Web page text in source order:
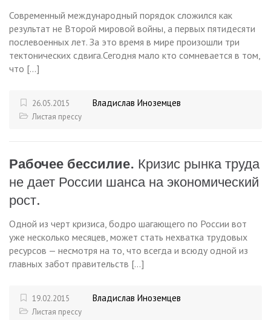
Современный международный порядок сложился как
результат не Второй мировой войны, а первых пятидесяти
послевоенных лет. За это время в мире произошли три
тектонических сдвига.Сегодня мало кто сомневается в том,
что […]
26.05.2015 Владислав Иноземцев
Листая прессу
Рабочее бессилие. Кризис рынка труда
не дает России шанса на экономический
рост.
Одной из черт кризиса, бодро шагающего по России вот
уже несколько месяцев, может стать нехватка трудовых
ресурсов — несмотря на то, что всегда и всюду одной из
главных забот правительств […]
19.02.2015 Владислав Иноземцев
Листая прессу